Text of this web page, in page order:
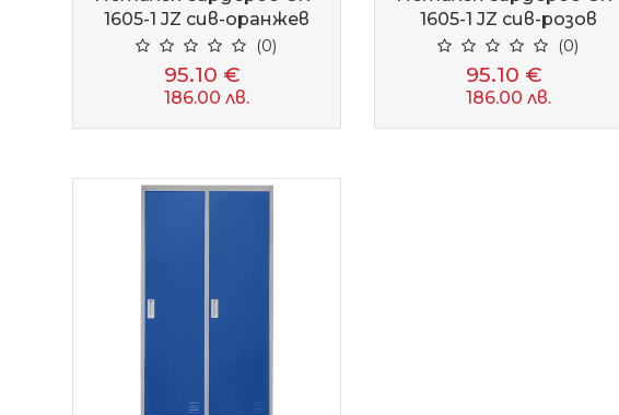
1605-1 JZ сив-оранжев
(0)
95.10 €
186.00 лв.
1605-1 JZ сив-розов
(0)
95.10 €
186.00 лв.